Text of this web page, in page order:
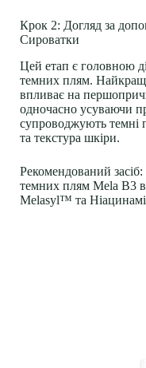
Крок 2: Догляд за
Сироватки
Цей етап є головною
темних плям.
впливає на
одночасно усуваючи
супроводжують темні
та текстура шкіри.
Рекомендований засіб:
темних плям Mela B3
Melasyl™ та